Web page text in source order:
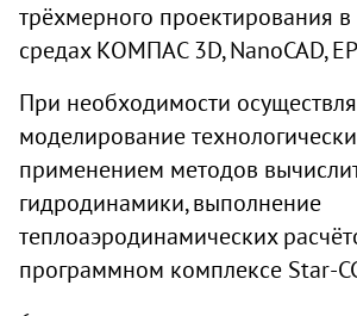
трёхмерного проектирования
средах КОМПАС 3D, NanoCAD,
При необходимости
моделирование
применением методов
гидродинамики, выполнение
теплоаэродинамических
программном комплексе Star-